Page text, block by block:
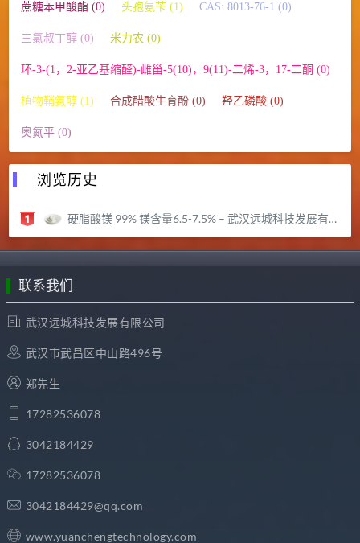
蔗糖苯甲酸酯 (0) 头孢氨苄 (1) CAS: 8013-76-1 (0)
三氯叔丁醇 (0) 米力农 (0)
环-3-(1，2-亚乙基缩醛)-雌甾-5(10)，9(11)-二烯-3，17-二酮 (0)
植物鞘氨醇 (1) 合成醋酸生育酚 (0) 羟乙磷酸 (0)
奥氮平 (0)
浏览历史
硬脂酸镁 99% 镁含量6.5-7.5% – 武汉远城科技发展有限公司
联系我们
武汉远城科技发展有限公司
武汉市武昌区中山路496号
郑先生
17282536078
3042184429
17282536078
3042184429@qq.com
www.yuanchengtechnology.com